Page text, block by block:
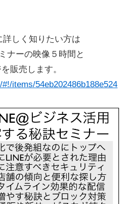
詳しく知りたい方は
ナーの映像５時間と
販売します。
items/54eb202486b188e524